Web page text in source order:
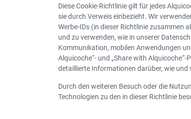
Diese Cookie-Richtlinie gilt für jedes
sie durch Verweis einbezieht. Wir
Werbe-IDs (in dieser Richtlinie zusammen
und zu verwenden, wie in unserer
Kommunikation, mobilen Anwendungen
Alquicoche“- und „Share with
detaillierte Informationen darüber, wie und
Durch den weiteren Besuch oder die
Technologien zu den in dieser Richtlinie